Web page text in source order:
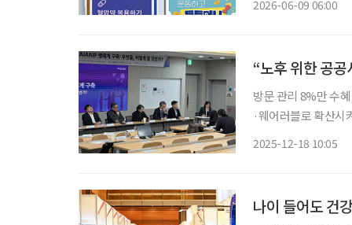
2026-06-09 06:00
“노후 위한 공
방문 관리 8%만 수
·웨어러블로 확산시켜야 초고령사회에서 ‘인공’지능의 역할로 ‘인간’다움
2025-12-18 10:05